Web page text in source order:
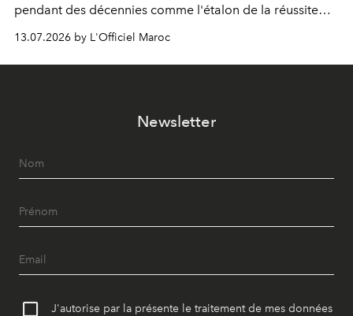
pendant des décennies comme l'étalon de la réussite
esthétique. Mais ce que l'on prenait pour un idéal se
révèle être un standard, qui, par définition, gomme ce
qui nous distingue. Aujourd'hui, la dentisterie change de
13.07.2026 by L'Officiel Maroc
Newsletter
J'autorise par la présente le traitement de mes données